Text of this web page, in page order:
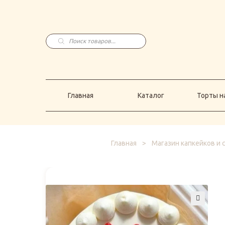
Поиск
товаров
Главная Каталог Торты
Главная > Магазин капкейков и